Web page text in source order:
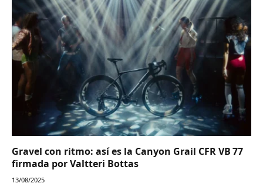
Gravel con ritmo: así es la Canyon Grail CFR VB 77
firmada por Valtteri Bottas
13/08/2025